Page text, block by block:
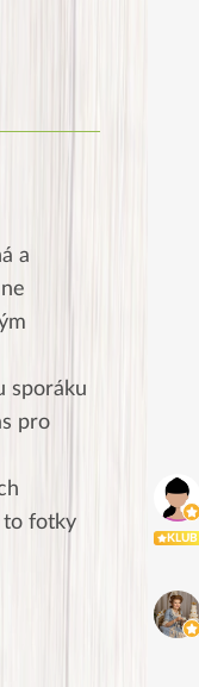
a
sporáku
pro
to fotky
KLUB